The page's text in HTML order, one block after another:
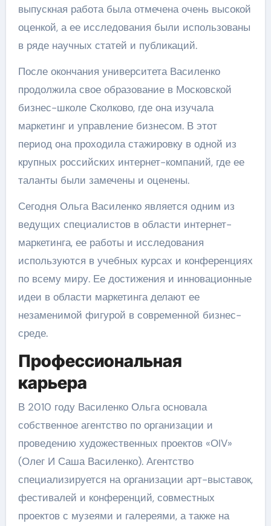
выпускная работа была отмечена очень высокой
оценкой, а ее исследования были использованы
в ряде научных статей и публикаций.
После окончания университета Василенко
продолжила свое образование в Московской
бизнес-школе Сколково, где она изучала
маркетинг и управление бизнесом. В этот
период она проходила стажировку в одной из
крупных российских интернет-компаний, где ее
таланты были замечены и оценены.
Сегодня Ольга Василенко является одним из
ведущих специалистов в области интернет-
маркетинга, ее работы и исследования
используются в учебных курсах и конференциях
по всему миру. Ее достижения и инновационные
идеи в области маркетинга делают ее
незаменимой фигурой в современной бизнес-
среде.
Профессиональная
карьера
В 2010 году Василенко Ольга основала
собственное агентство по организации и
проведению художественных проектов «ОIV»
(Олег И Саша Василенко). Агентство
специализируется на организации арт-выставок,
фестивалей и конференций, совместных
проектов с музеями и галереями, а также на